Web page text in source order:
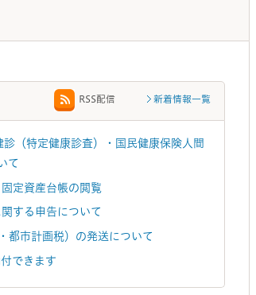
新着情報一覧
RSS配信
（特定健康診査）・国民健康保険人間
て
定資産台帳の閲覧
する申告について
都市計画税）の発送について
できます